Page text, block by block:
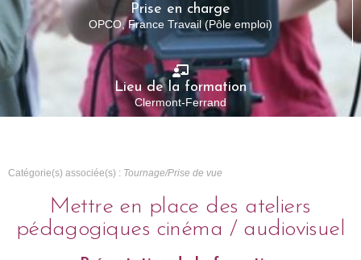
Prise en charge
OPCO, France Travail (Pôle emploi)
Lieu de la formation
Clermont-Ferrand
Catégorie(s) associée(s) : Tournage/Prise de vue
Mettre en place des ateliers
pédagogiques cinéma / audiovisuel